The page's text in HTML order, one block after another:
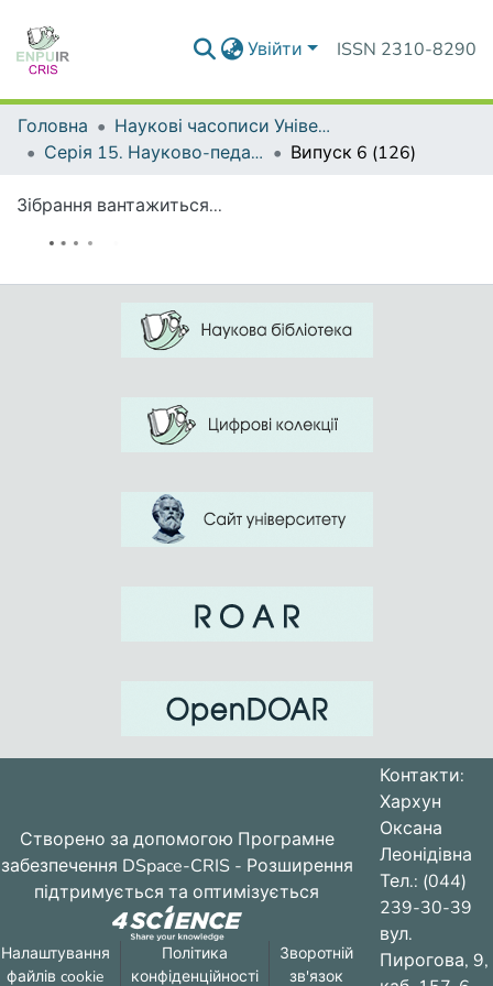
Увійти ISSN 2310-8290
Головна
Наукові часописи Університету
Серія 15. Науково-педагогічні проблеми фізичної культури (фізична культура і спорт)
Випуск 6 (126)
Зібрання вантажиться...
Створено за допомогою Програмне
забезпечення DSpace-CRIS - Розширення
підтримується та оптимізується
Налаштування
файлів cookie
Політика
конфіденційності
Зворотній
зв'язок
Контакти:
Хархун
Оксана
Леонідівна
Тел.: (044)
239-30-39
вул.
Пирогова, 9,